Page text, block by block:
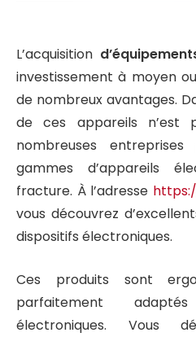
L’acquisition
investissement à moyen
de nombreux avantages.
de ces appareils n’est
nombreuses
gammes d’appareils
fracture. À l’adresse
vous découvrez
dispositifs électroniques.
Ces produits sont
parfaitement
électroniques. Vous